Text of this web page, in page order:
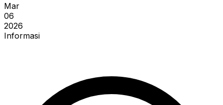
Mar
06
2026
Informasi